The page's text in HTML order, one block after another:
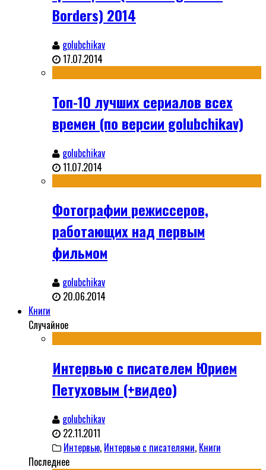
Borders) 2014
golubchikav
17.07.2014
Топ-10 лучших сериалов всех
времен (по версии golubchikav)
golubchikav
11.07.2014
Фотографии режиссеров,
работающих над первым
фильмом
golubchikav
20.06.2014
Книги
Случайное
Интервью с писателем Юрием
Петуховым (+видео)
golubchikav
22.11.2011
Интервью, Интервью с писателями, Книги
Последнее